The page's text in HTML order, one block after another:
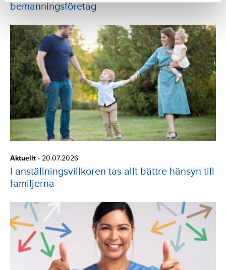
bemanningsföretag
Aktuellt - 20.07.2026
I anställningsvillkoren tas allt bättre hänsyn till
familjerna